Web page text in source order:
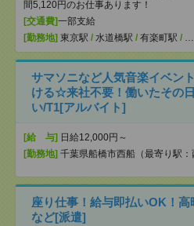
間5,120円のお仕事あります！
[交通費]一部支給
[勤務地] 東京駅 / 水道橋駅 / 有楽町駅 / …
サマソニなど人気音楽イベン
ける☆来社不要！働いたその
い/T1[アルバイト]
[給 与] 日給12,000円～
[勤務地] 千葉県船橋市西船（最寄り駅：
座り仕事！給与即払いOK！
など[派遣]